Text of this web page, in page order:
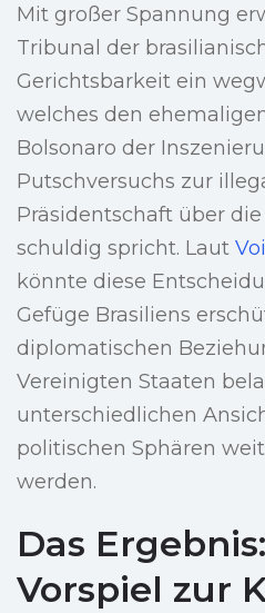
Mit großer Spannung
Tribunal der
Gerichtsbarkeit ein
welches den
Bolsonaro der
Putschversuchs zur
Präsidentschaft über
schuldig spricht. Laut
könnte diese
Gefüge Brasiliens
diplomatischen
Vereinigten Staaten
unterschiedlichen
politischen Sphären
werden.
Das
Vorspiel zur